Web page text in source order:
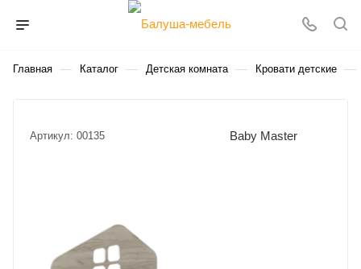
Главная — Каталог — Детская комната — Кровати детские —
Артикул: 00135 Baby Master